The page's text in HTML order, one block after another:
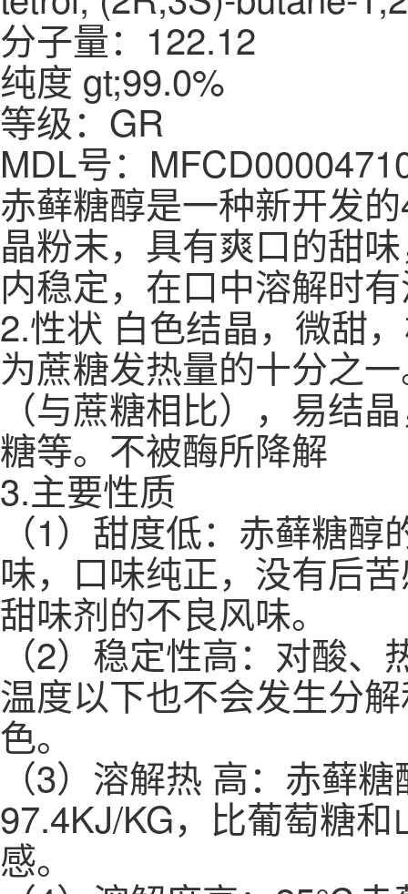
分子量：122.12
纯度 gt;99.0%
等级：GR
MDL号：
赤藓糖醇是一种新开发
晶粉末，具有爽口的甜
内稳定，在口中溶解时
2.性状 白色结晶，微甜
为蔗糖发热量的十分之
（与蔗糖相比），易结
糖等。不被酶所降解
3.主要性质
（1）甜度低：赤藓糖
味，口味纯正，没有后
甜味剂的不良风味。
（2）稳定性高：对酸
温度以下也不会发生分
色。
（3）溶解热 高：赤藓
97.4KJ/KG，比葡萄糖
感。